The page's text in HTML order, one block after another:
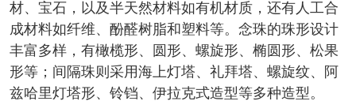
材、宝石，以及半天然材料如有机材质，还有人工合
成材料如纤维、酚醛树脂和塑料等。念珠的珠形设计
丰富多样，有橄榄形、圆形、螺旋形、椭圆形、松果
形等；间隔珠则采用海上灯塔、礼拜塔、螺旋纹、阿
兹哈里灯塔形、铃铛、伊拉克式造型等多种造型。